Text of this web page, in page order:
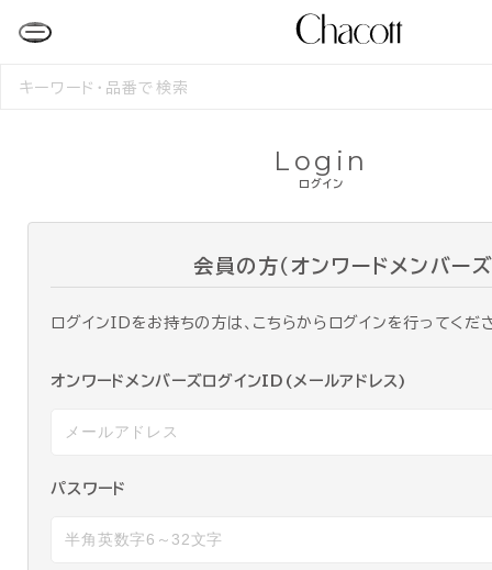
検
ログイン
Login
会員の方（オンワードメンバーズ
ログインIDをお持ちの方は、こちらからログインを行ってくだ
オンワードメンバーズログインID(メールアドレス)
パスワード